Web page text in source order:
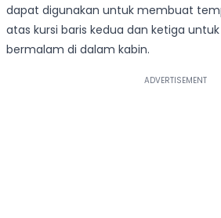
dapat digunakan untuk membuat
atas kursi baris kedua dan ketiga
bermalam di dalam kabin.